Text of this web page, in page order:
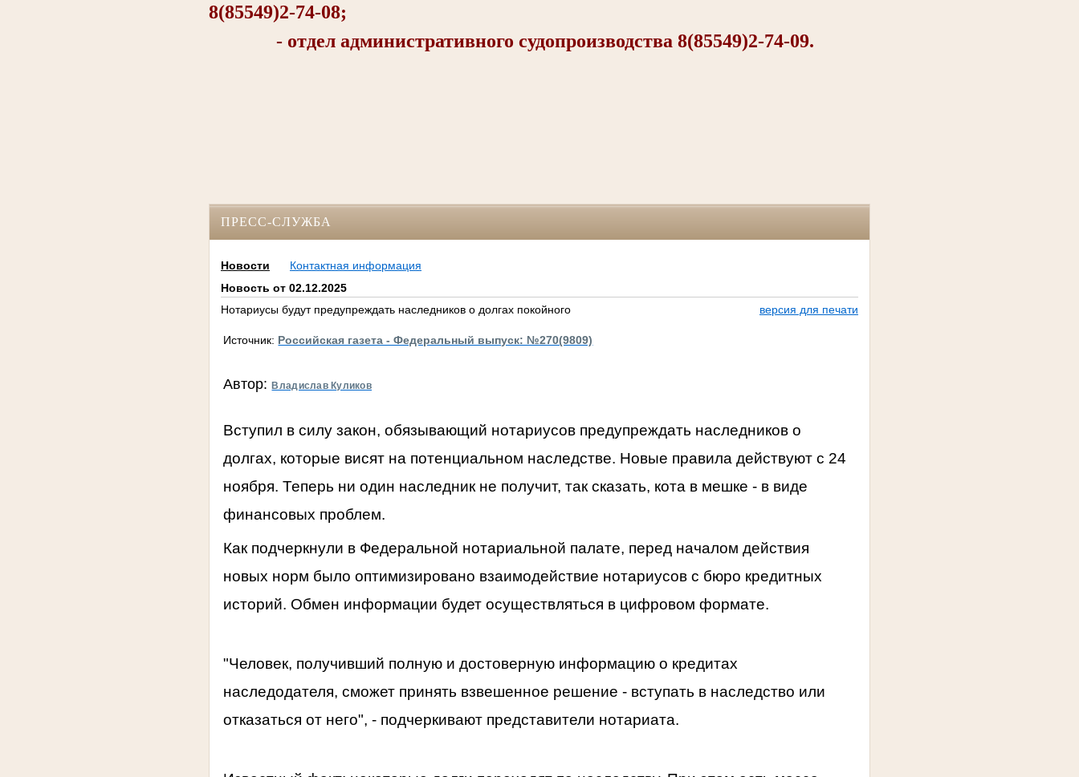
8(85549)2-74-08;
- отдел административного судопроизводства 8(85549)2-74-09.
ПРЕСС-СЛУЖБА
Новости
Контактная информация
Новость от 02.12.2025
Нотариусы будут предупреждать наследников о долгах покойного
версия для печати
Источник: Российская газета - Федеральный выпуск: №270(9809)
Автор:Владислав Куликов
Вступил в силу закон, обязывающий нотариусов предупреждать наследников о
долгах, которые висят на потенциальном наследстве. Новые правила действуют с 24
ноября. Теперь ни один наследник не получит, так сказать, кота в мешке - в виде
финансовых проблем.
Как подчеркнули в Федеральной нотариальной палате, перед началом действия
новых норм было оптимизировано взаимодействие нотариусов с бюро кредитных
историй. Обмен информации будет осуществляться в цифровом формате.
"Человек, получивший полную и достоверную информацию о кредитах
наследодателя, сможет принять взвешенное решение - вступать в наследство или
отказаться от него", - подчеркивают представители нотариата.